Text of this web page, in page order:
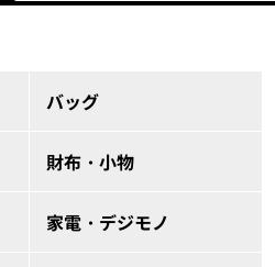
バッグ
財布・小物
家電・デジモノ